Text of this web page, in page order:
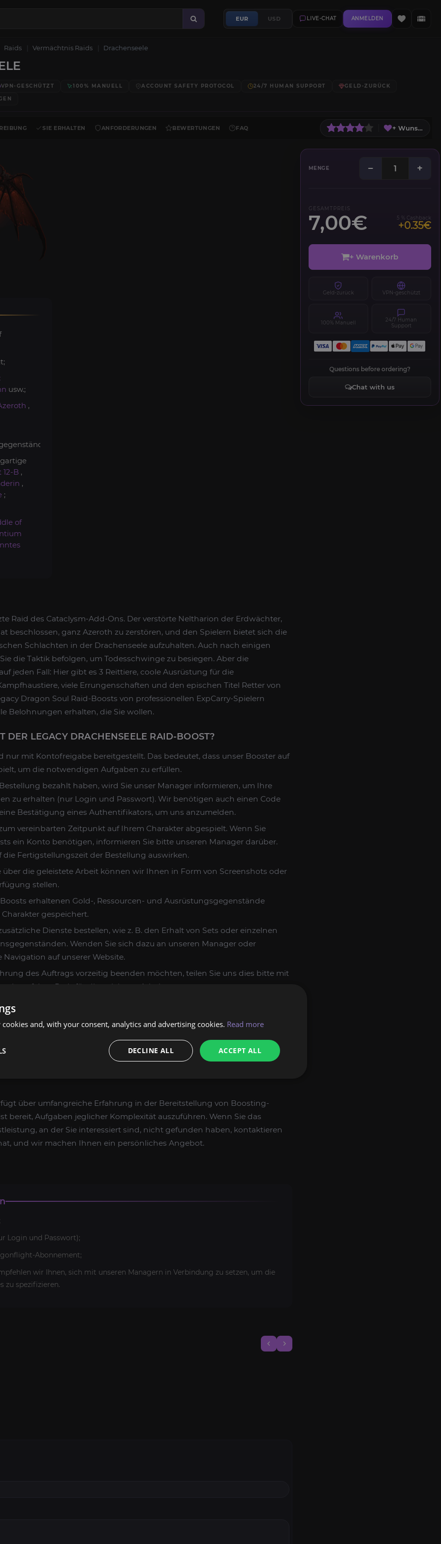
EUR USD LIVE-CHAT ANMELDEN
Raids Vermächtnis Raids Drachenseele
VPN-GESCHÜTZT 100% MANUELL ACCOUNT SAFETY PROTOCOL 24/7 HUMAN SUPPORT
GELD-ZURÜCK
SIE ERHALTEN ANFORDERUNGEN BEWERTUNGEN FAQ + Wunschliste
MENGE − +
GESAMTPREIS
7,00€ 5 % Cashback
+0.35€
+ Warenkorb
Geld-zurück VPN-geschützt
100% Manuell
24/7 Human
Support
Questions before ordering?
Chat with us
usw.;
,
B ,
,
;
of
Raid des Cataclysm-Add-Ons. Der verstörte Neltharion der Erdwächter,
beschlossen, ganz Azeroth zu zerstören, und den Spielern bietet sich die
Schlachten in der Drachenseele aufzuhalten. Auch nach einigen
die Taktik befolgen, um Todesschwinge zu besiegen. Aber die
jeden Fall: Hier gibt es 3 Reittiere, coole Ausrüstung für die
viele Errungenschaften und den epischen Titel Retter von
Dragon Soul Raid-Boosts von professionellen ExpCarry-Spielern
Belohnungen erhalten, die Sie wollen.
DER LEGACY DRACHENSEELE RAID-BOOST?
nur mit Kontofreigabe bereitgestellt. Das bedeutet, dass unser Booster auf
um die notwendigen Aufgaben zu erfüllen.
bezahlt haben, wird Sie unser Manager informieren, um Ihre
zu erhalten (nur Login und Passwort). Wir benötigen auch einen Code
Bestätigung eines Authentifikators, um uns anzumelden.
vereinbarten Zeitpunkt auf Ihrem Charakter abgespielt. Wenn Sie
ein Konto benötigen, informieren Sie bitte unseren Manager darüber.
die Fertigstellungszeit der Bestellung auswirken.
die geleistete Arbeit können wir Ihnen in Form von Screenshots oder
stellen.
erhaltenen Gold-, Ressourcen- und Ausrüstungsgegenstände
gespeichert.
Dienste bestellen, wie z. B. den Erhalt von Sets oder einzelnen
Wenden Sie sich dazu an unseren Manager oder
Navigation auf unserer Website.
des Auftrags vorzeitig beenden möchten, teilen Sie uns dies bitte mit
einen fairen Preis für die geleistete Arbeit.
DRACHENSEELE BOOST-BELOHNUNG UND ERFOLGE:
Belohnungen und Erfolge erhalten: Einzigartige
einige Erfolge, TitelRetter von Azeroth Destroyer's End, die
, Elementium Back Plate,
Abgetrenntes
über umfangreiche Erfahrung in der Bereitstellung von Boosting-
bereit, Aufgaben jeglicher Komplexität auszuführen. Wenn Sie das
an der Sie interessiert sind, nicht gefunden haben, kontaktieren
und wir machen Ihnen ein persönliches Angebot.
Login und Passwort);
Abonnement;
wir Ihnen, sich mit unseren Managern in Verbindung zu setzen, um die
zu spezifizieren.
cookies and, with your consent, analytics and advertising cookies. Read more
ACCEPT ALL
DECLINE ALL